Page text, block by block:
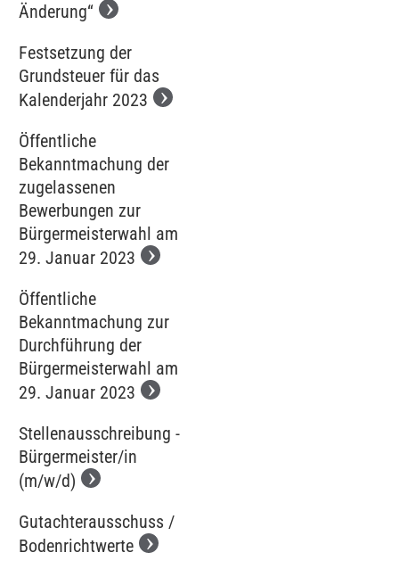
Änderung“
Festsetzung der
Grundsteuer für das
Kalenderjahr 2023
Öffentliche
Bekanntmachung der
zugelassenen
Bewerbungen zur
Bürgermeisterwahl am
29. Januar 2023
Öffentliche
Bekanntmachung zur
Durchführung der
Bürgermeisterwahl am
29. Januar 2023
Stellenausschreibung -
Bürgermeister/in
(m/w/d)
Gutachterausschuss /
Bodenrichtwerte